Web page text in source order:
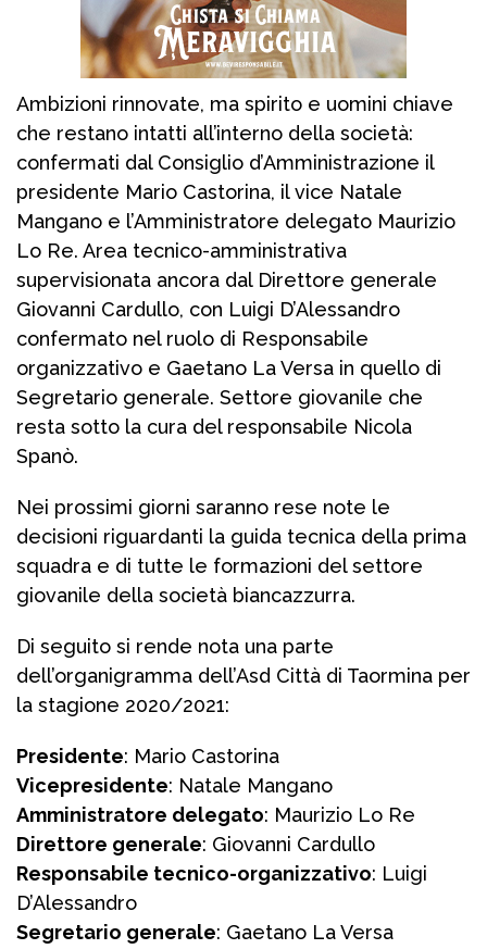
Ambizioni rinnovate, ma spirito e uomini chiave
che restano intatti all’interno della società:
confermati dal Consiglio d’Amministrazione il
presidente Mario Castorina, il vice Natale
Mangano e l’Amministratore delegato Maurizio
Lo Re. Area tecnico-amministrativa
supervisionata ancora dal Direttore generale
Giovanni Cardullo, con Luigi D’Alessandro
confermato nel ruolo di Responsabile
organizzativo e Gaetano La Versa in quello di
Segretario generale. Settore giovanile che
resta sotto la cura del responsabile Nicola
Spanò.
Nei prossimi giorni saranno rese note le
decisioni riguardanti la guida tecnica della prima
squadra e di tutte le formazioni del settore
giovanile della società biancazzurra.
Di seguito si rende nota una parte
dell’organigramma dell’Asd Città di Taormina per
la stagione 2020/2021:
Presidente: Mario Castorina
Vicepresidente: Natale Mangano
Amministratore delegato: Maurizio Lo Re
Direttore generale: Giovanni Cardullo
Responsabile tecnico-organizzativo: Luigi
D’Alessandro
Segretario generale: Gaetano La Versa